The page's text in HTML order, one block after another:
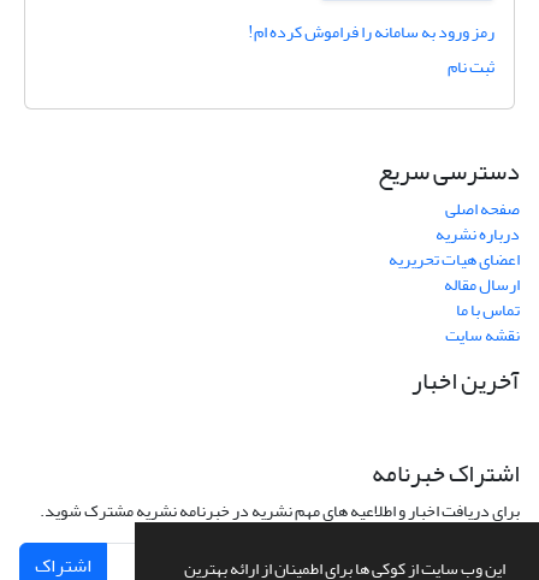
این وب سایت از کوکی ها برای اطمینان از ارائه بهترین
رمز ورود به سامانه را فراموش کرده ام!
ثبت نام
دسترسی سریع
صفحه اصلی
درباره نشریه
اعضای هیات تحریریه
ارسال مقاله
تماس با ما
نقشه سایت
آخرین اخبار
اشتراک خبرنامه
برای دریافت اخبار و اطلاعیه های مهم نشریه در خبرنامه نشریه مشترک شوید.
اشتراک